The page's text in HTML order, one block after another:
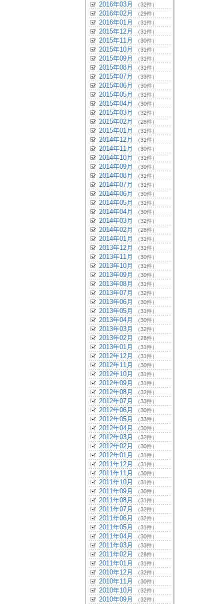
2016年03月 （32件）
2016年02月 （29件）
2016年01月 （31件）
2015年12月 （31件）
2015年11月 （30件）
2015年10月 （31件）
2015年09月 （31件）
2015年08月 （31件）
2015年07月 （33件）
2015年06月 （30件）
2015年05月 （31件）
2015年04月 （30件）
2015年03月 （32件）
2015年02月 （28件）
2015年01月 （31件）
2014年12月 （31件）
2014年11月 （30件）
2014年10月 （31件）
2014年09月 （30件）
2014年08月 （31件）
2014年07月 （31件）
2014年06月 （30件）
2014年05月 （31件）
2014年04月 （30件）
2014年03月 （32件）
2014年02月 （28件）
2014年01月 （31件）
2013年12月 （31件）
2013年11月 （30件）
2013年10月 （31件）
2013年09月 （30件）
2013年08月 （31件）
2013年07月 （32件）
2013年06月 （30件）
2013年05月 （31件）
2013年04月 （30件）
2013年03月 （32件）
2013年02月 （28件）
2013年01月 （31件）
2012年12月 （31件）
2012年11月 （30件）
2012年10月 （31件）
2012年09月 （31件）
2012年08月 （32件）
2012年07月 （33件）
2012年06月 （30件）
2012年05月 （33件）
2012年04月 （30件）
2012年03月 （32件）
2012年02月 （30件）
2012年01月 （31件）
2011年12月 （31件）
2011年11月 （30件）
2011年10月 （31件）
2011年09月 （30件）
2011年08月 （31件）
2011年07月 （32件）
2011年06月 （32件）
2011年05月 （31件）
2011年04月 （30件）
2011年03月 （33件）
2011年02月 （28件）
2011年01月 （31件）
2010年12月 （32件）
2010年11月 （30件）
2010年10月 （32件）
2010年09月 （32件）